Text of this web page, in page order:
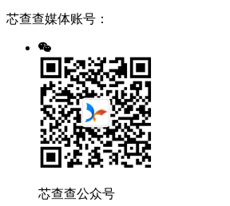
芯查查媒体账号：
芯查查公众号